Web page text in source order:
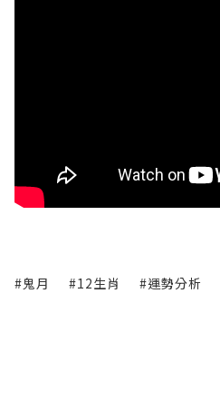
#鬼月 #12生肖 #運勢分析